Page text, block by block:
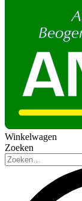
Winkelwagen
Zoeken
Zoeken: